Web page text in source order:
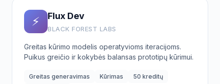
⚡ Flux Dev
BLACK FOREST LABS
Greitas kūrimo modelis operatyvioms iteracijoms.
Puikus greičio ir kokybės balansas prototipų kūrimui.
Greitas generavimas Kūrimas
50 kreditų